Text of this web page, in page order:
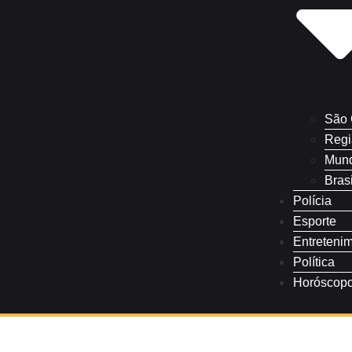
São
Brasil
Polícia
Esporte
Política